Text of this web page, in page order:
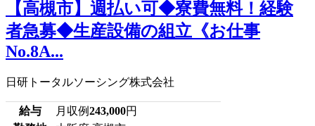
【高槻市】週払い可◆寮費無料！経験
者急募◆生産設備の組立《お仕事
No.8A...
日研トータルソーシング株式会社
給与 月収例243,000円